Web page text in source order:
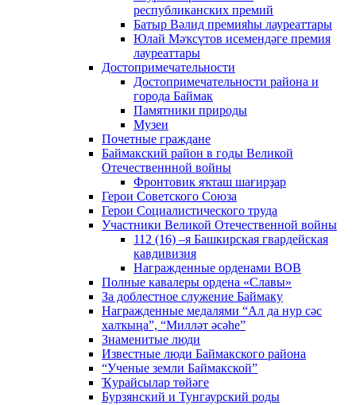
республиканских премий
Батыр Вәлид премияһы лауреаттары
Юлай Мәҡсүтов исемендәге премия
лауреаттары
Достопримечательности
Достопримечательности района и
города Баймак
Памятники природы
Музеи
Почетные граждане
Баймакский район в годы Великой
Отечественнной войны
Фронтовик яҡташ шағирҙар
Герои Советского Союза
Герои Социалистического труда
Участники Великой Отечественной войны
112 (16) –я Башкирская гвардейская
кавдивизия
Награжденные орденами ВОВ
Полные кавалеры ордена «Славы»
За доблестное служение Баймаку
Награжденные медалями “Ал да нур сәс
халҡыңа”, “Милләт әсәһе”
Знаменитые люди
Известные люди Баймакского района
“Ученые земли Баймакской”
Ҡурайсылар төйәге
Бурзянский и Тунгаурский роды